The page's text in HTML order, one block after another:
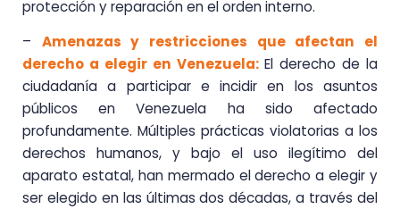
protección y reparación en el orden interno.
– Amenazas y restricciones que afectan el
derecho a elegir en Venezuela:El derecho de la
ciudadanía a participar e incidir en los asuntos
públicos en Venezuela ha sido afectado
profundamente. Múltiples prácticas violatorias a los
derechos humanos, y bajo el uso ilegítimo del
aparato estatal, han mermado el derecho a elegir y
ser elegido en las últimas dos décadas, a través del